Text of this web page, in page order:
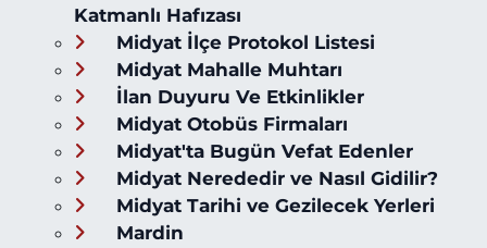
Katmanlı Hafızası
Midyat İlçe Protokol Listesi
Midyat Mahalle Muhtarı
İlan Duyuru Ve Etkinlikler
Midyat Otobüs Firmaları
Midyat'ta Bugün Vefat Edenler
Midyat Nerededir ve Nasıl Gidilir?
Midyat Tarihi ve Gezilecek Yerleri
Mardin